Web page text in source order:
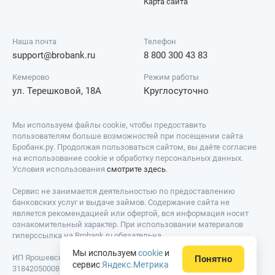
Наша почта
support@brobank.ru
Телефон
8 800 300 43 83
Кемерово
ул. Терешковой, 18А
Режим работы
Круглосуточно
Мы используем файлы cookie, чтобы предоставить
пользователям больше возможностей при посещении сайта
Бробанк.ру. Продолжая пользоваться сайтом, вы даёте согласие
на использование cookie и обработку персональных данных.
Условия использования смотрите здесь.
Сервис не занимается деятельностью по предоставлению
банковских услуг и выдаче займов. Содержание сайта не
является рекомендацией или офертой, вся информация носит
ознакомительный характер. При использовании материалов
гиперссылка на Brobank.ru обязательна.
ИП Ярошевский Д.И. ИНН: 423082922740. ОГРНИП:
318420500081301. Свидетельство на товарный знак № 779639 от
Мы используемcookie и
сервис Яндекс.Метрика Понятно